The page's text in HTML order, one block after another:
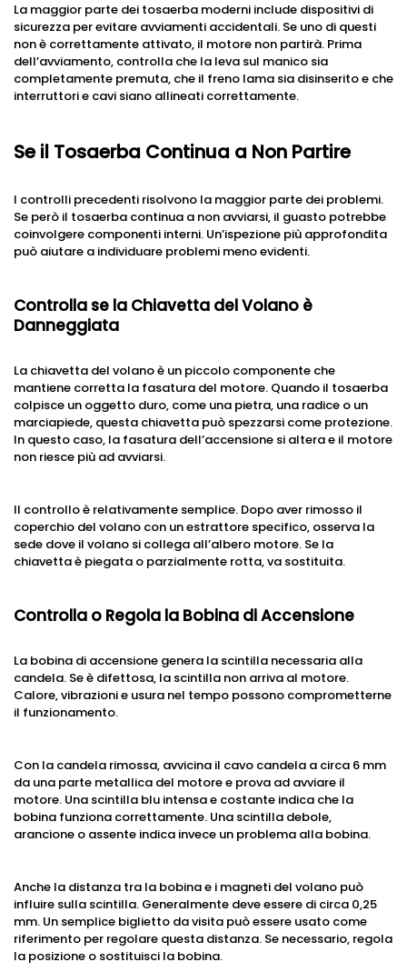
La maggior parte dei tosaerba moderni include dispositivi di
sicurezza per evitare avviamenti accidentali. Se uno di questi
non è correttamente attivato, il motore non partirà. Prima
dell’avviamento, controlla che la leva sul manico sia
completamente premuta, che il freno lama sia disinserito e che
interruttori e cavi siano allineati correttamente.
Se il Tosaerba Continua a Non Partire
I controlli precedenti risolvono la maggior parte dei problemi.
Se però il tosaerba continua a non avviarsi, il guasto potrebbe
coinvolgere componenti interni. Un’ispezione più approfondita
può aiutare a individuare problemi meno evidenti.
Controlla se la Chiavetta del Volano è
Danneggiata
La chiavetta del volano è un piccolo componente che
mantiene corretta la fasatura del motore. Quando il tosaerba
colpisce un oggetto duro, come una pietra, una radice o un
marciapiede, questa chiavetta può spezzarsi come protezione.
In questo caso, la fasatura dell’accensione si altera e il motore
non riesce più ad avviarsi.
Il controllo è relativamente semplice. Dopo aver rimosso il
coperchio del volano con un estrattore specifico, osserva la
sede dove il volano si collega all’albero motore. Se la
chiavetta è piegata o parzialmente rotta, va sostituita.
Controlla o Regola la Bobina di Accensione
La bobina di accensione genera la scintilla necessaria alla
candela. Se è difettosa, la scintilla non arriva al motore.
Calore, vibrazioni e usura nel tempo possono comprometterne
il funzionamento.
Con la candela rimossa, avvicina il cavo candela a circa 6 mm
da una parte metallica del motore e prova ad avviare il
motore. Una scintilla blu intensa e costante indica che la
bobina funziona correttamente. Una scintilla debole,
arancione o assente indica invece un problema alla bobina.
Anche la distanza tra la bobina e i magneti del volano può
influire sulla scintilla. Generalmente deve essere di circa 0,25
mm. Un semplice biglietto da visita può essere usato come
riferimento per regolare questa distanza. Se necessario, regola
la posizione o sostituisci la bobina.